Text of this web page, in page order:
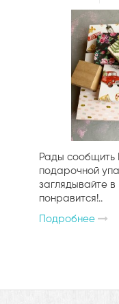
Рады сообщить
подарочной
заглядывайте
понравится!..
Подробнее